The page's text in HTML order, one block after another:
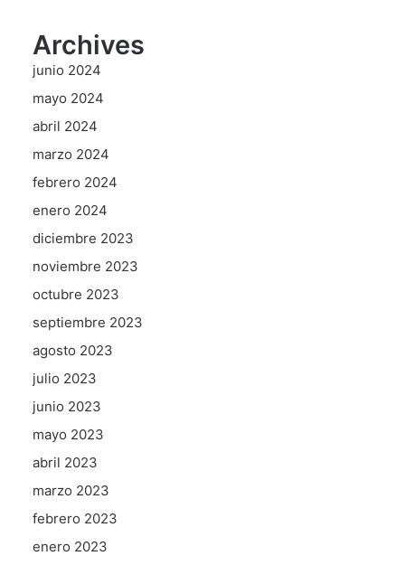
Archives
junio 2024
mayo 2024
abril 2024
marzo 2024
febrero 2024
enero 2024
diciembre 2023
noviembre 2023
octubre 2023
septiembre 2023
agosto 2023
julio 2023
junio 2023
mayo 2023
abril 2023
marzo 2023
febrero 2023
enero 2023